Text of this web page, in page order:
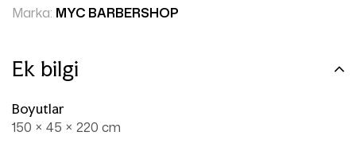
Marka: MYC BARBERSHOP
Ek bilgi
Boyutlar
150 × 45 × 220 cm